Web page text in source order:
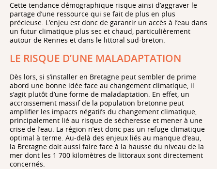
Cette tendance démographique risque ainsi d’aggraver le
partage d’une ressource qui se fait de plus en plus
précieuse. L’enjeu est donc de garantir un accès à l’eau dans
un futur climatique plus sec et chaud, particulièrement
autour de Rennes et dans le littoral sud-breton.
LE RISQUE D’UNE MALADAPTATION
Dès lors, si s’installer en Bretagne peut sembler de prime
abord une bonne idée face au changement climatique, il
s’agit plutôt d’une forme de maladaptation. En effet, un
accroissement massif de la population bretonne peut
amplifier les impacts négatifs du changement climatique,
principalement lié au risque de sécheresse et mener à une
crise de l’eau. La région n’est donc pas un refuge climatique
optimal à terme. Au-delà des enjeux liés au manque d’eau,
la Bretagne doit aussi faire face à la hausse du niveau de la
mer dont les 1 700 kilomètres de littoraux sont directement
concernés.